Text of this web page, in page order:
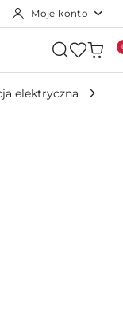
Moje konto
elektryczna